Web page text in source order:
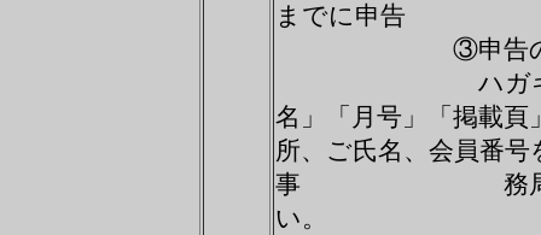
までに申告
③申告の
ハガキまたは
名」「月号」「
所、ご氏名、会員番
事 務局・奨励
い。